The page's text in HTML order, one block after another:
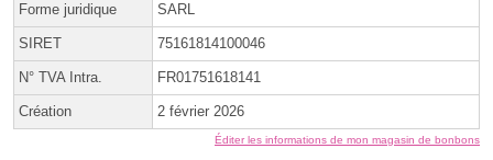
Forme juridique SARL
SIRET 75161814100046
N° TVA Intra. FR01751618141
Création 2 février 2026
Éditer les informations de mon magasin de bonbons